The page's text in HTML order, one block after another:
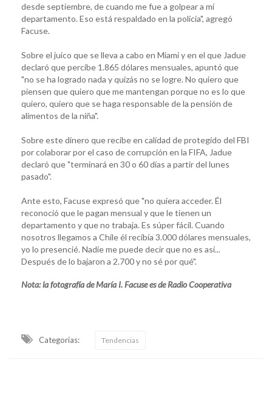
desde septiembre, de cuando me fue a golpear a mí
departamento. Eso está respaldado en la policía", agregó
Facuse.
Sobre el juico que se lleva a cabo en Miami y en el que Jadue
declaró que percibe 1.865 dólares mensuales, apuntó que
"no se ha logrado nada y quizás no se logre. No quiero que
piensen que quiero que me mantengan porque no es lo que
quiero, quiero que se haga responsable de la pensión de
alimentos de la niña".
Sobre este dinero que recibe en calidad de protegido del FBI
por colaborar por el caso de corrupción en la FIFA, Jadue
declaró que "terminará en 30 o 60 días a partir del lunes
pasado".
Ante esto, Facuse expresó que "no quiera acceder. Él
reconoció que le pagan mensual y que le tienen un
departamento y que no trabaja. Es súper fácil. Cuando
nosotros llegamos a Chile él recibía 3.000 dólares mensuales,
yo lo presencié. Nadie me puede decir que no es así...
Después de lo bajaron a 2.700 y no sé por qué".
Nota: la fotografía de María I. Facuse es de Radio Cooperativa
Categorias: Tendencias